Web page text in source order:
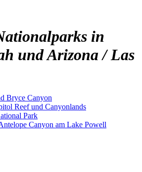
in
und Arizona / Las
Bryce Canyon
Reef und Canyonlands
Park
Canyon am Lake Powell